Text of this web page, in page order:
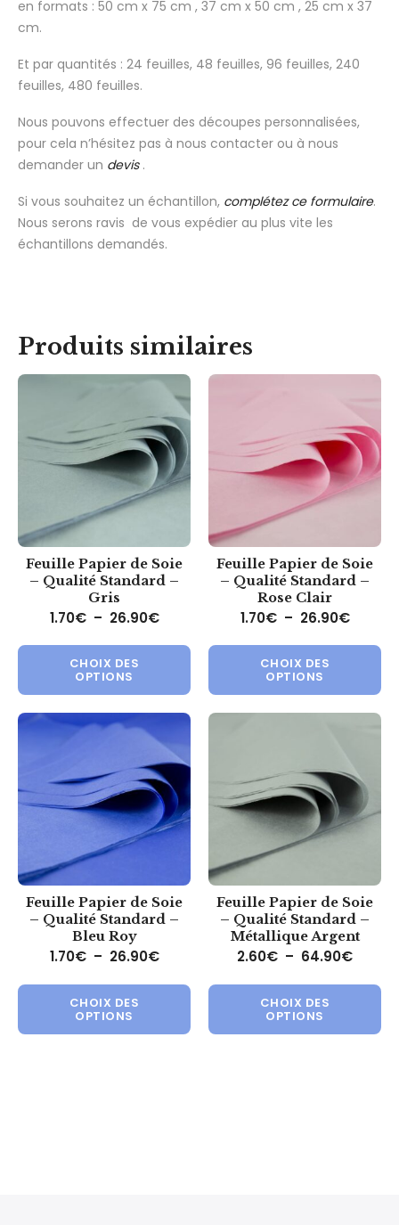
en formats : 50 cm x 75 cm , 37 cm x 50 cm , 25 cm x 37
cm.
Et par quantités : 24 feuilles, 48 feuilles, 96 feuilles, 240
feuilles, 480 feuilles.
Nous pouvons effectuer des découpes personnalisées,
pour cela n’hésitez pas à nous contacter ou à nous
demander un devis.
Si vous souhaitez un échantillon, complétez ce formulaire.
Nous serons ravis de vous expédier au plus vite les
échantillons demandés.
Produits similaires
Feuille Papier de Soie
– Qualité Standard –
Gris
1.70€ – 26.90€Plage de prix : 1.70€ à 26.90€
CHOIX DES
OPTIONS
Ce produit a plusieurs
Feuille Papier de Soie
– Qualité Standard –
Rose Clair
1.70€ – 26.90€Plage
CHOIX DES
OPTIONS
Feuille Papier de Soie
– Qualité Standard –
Bleu Roy
1.70€ – 26.90€Plage de prix : 1.70€ à 26.90€
CHOIX DES
OPTIONS
Ce produit a plusieurs
Feuille Papier de Soie
– Qualité Standard –
Métallique Argent
2.60€ – 64.90€Plage
CHOIX DES
OPTIONS